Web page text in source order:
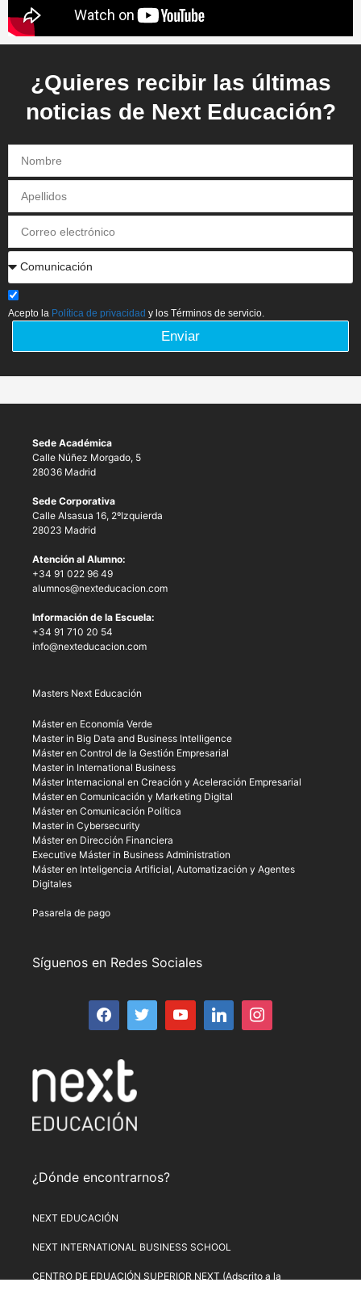
¿Quieres recibir las últimas
noticias de Next Educación?
Acepto la Política de privacidad y los Términos de servicio.
Enviar
Sede Académica
Calle Núñez Morgado, 5
28036 Madrid
Sede Corporativa
Calle Alsasua 16, 2ºIzquierda
28023 Madrid
Atención al Alumno:
+34 91 022 96 49
alumnos@nexteducacion.com
Información de la Escuela:
+34 91 710 20 54
info@nexteducacion.com
Masters Next Educación
Máster en Economía Verde
Master in Big Data and Business Intelligence
Máster en Control de la Gestión Empresarial
Master in International Business
Máster Internacional en Creación y Aceleración Empresarial
Máster en Comunicación y Marketing Digital
Máster en Comunicación Política
Master in Cybersecurity
Máster en Dirección Financiera
Executive Máster in Business Administration
Máster en Inteligencia Artificial, Automatización y Agentes
Digitales
Pasarela de pago
Síguenos en Redes Sociales
¿Dónde encontrarnos?
NEXT EDUCACIÓN
NEXT INTERNATIONAL BUSINESS SCHOOL
CENTRO DE EDUACIÓN SUPERIOR NEXT (Adscrito a la